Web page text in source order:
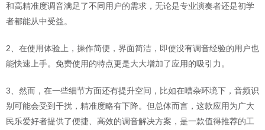
和高精准度调音满足了不同用户的需求，无论是专业演奏者还是初学
者都能从中受益。
2、在使用体验上，操作简便，界面简洁，即使没有调音经验的用户也
能快速上手。免费使用的特点更是大大增加了应用的吸引力。
3、然而，在一些细节方面还有提升空间，比如在嘈杂环境下，音频识
别可能会受到干扰，精准度略有下降。但总体而言，这款应用为广大
民乐爱好者提供了便捷、高效的调音解决方案，是一款值得推荐的工